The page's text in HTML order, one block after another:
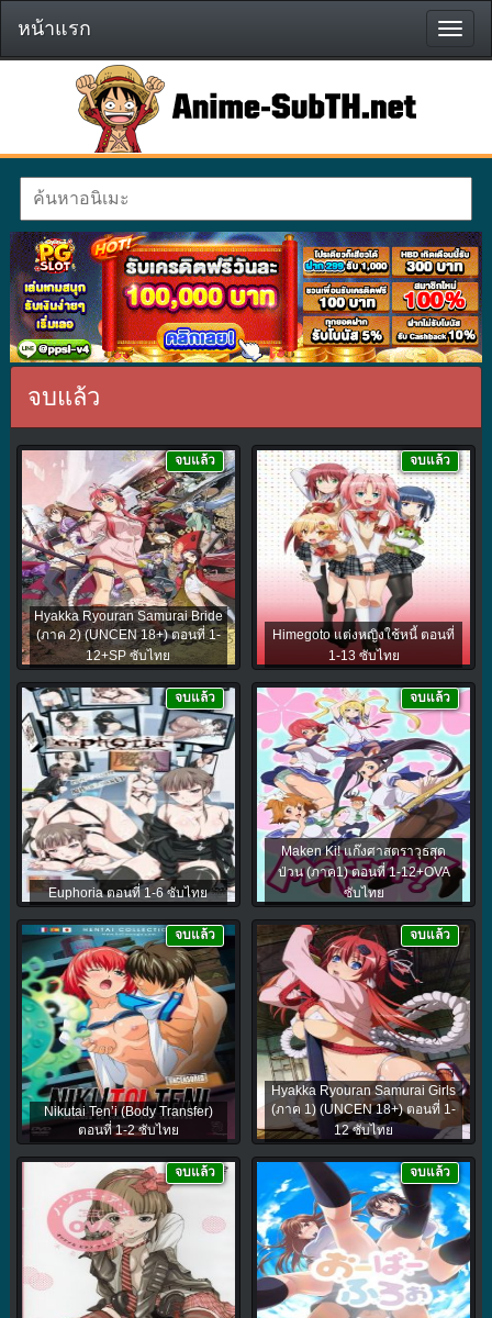
หน้า
แรก
หน้าแรก
จบแล้ว
Hyakka Ryouran Samurai Bride
(ภาค 2) (UNCEN 18+) ตอนที่ 1-
12+SP ซับไทย
จบแล้ว
Himegoto แต่งหญิงใช้หนี้ ตอนที่
1-13 ซับไทย
จบแล้ว
Euphoria ตอนที่ 1-6 ซับไทย
จบแล้ว
Maken Ki! แก๊งศาสตราวุธสุด
ป่วน (ภาค1) ตอนที่ 1-12+OVA
ซับไทย
จบแล้ว
Nikutai Ten’i (Body Transfer)
ตอนที่ 1-2 ซับไทย
จบแล้ว
Hyakka Ryouran Samurai Girls
(ภาค 1) (UNCEN 18+) ตอนที่ 1-
12 ซับไทย
จบแล้ว
จบแล้ว จบแล้ว